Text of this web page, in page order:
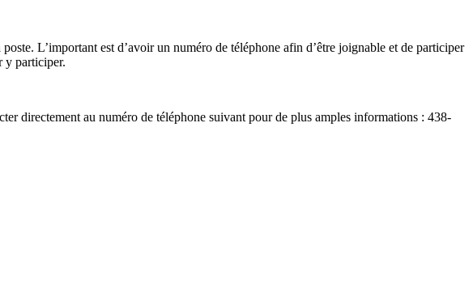
L’important est d’avoir un numéro de téléphone afin d’être joignable et de participer
y participer.
directement au numéro de téléphone suivant pour de plus amples informations : 438-